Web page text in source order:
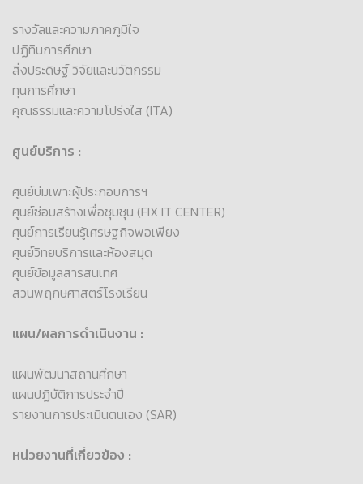
รางวัลและความภาคภูมิใจ
ปฏิทินการศึกษา
สิ่งประดิษฐ์ วิจัยและนวัตกรรม
ทุนการศึกษา
คุณธรรมและความโปร่งใส (ITA)
ศูนย์บริการ :
ศูนย์บ่มเพาะผู้ประกอบการฯ
ศูนย์ซ่อมสร้างเพื่อชุมชุน (FIX IT CENTER)
ศูนย์การเรียนรู้เศรษฐกิจพอเพียง
ศูนย์วิทยบริการและห้องสมุด
ศูนย์ข้อมูลสารสนเทศ
สวนพฤกษศาสตร์โรงเรียน
แผน/ผลการดำเนินงาน :
แผนพัฒนาสถานศึกษา
แผนปฏิบัติการประจำปี
รายงานการประเมินตนเอง (SAR)
หน่วยงานที่เกี่ยวข้อง :